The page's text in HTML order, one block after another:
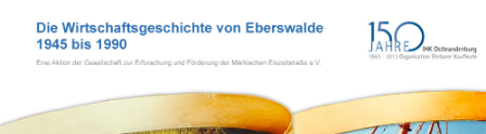
Wirtschaftsgeschichte Eberswalde